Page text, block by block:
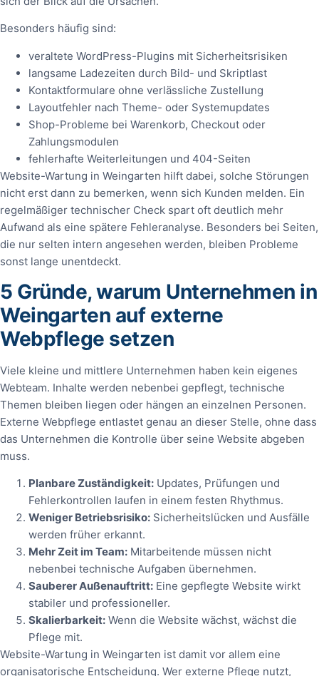
Besonders häufig sind:
veraltete WordPress-Plugins mit Sicherheitsrisiken
langsame Ladezeiten durch Bild- und Skriptlast
Kontaktformulare ohne verlässliche Zustellung
Layoutfehler nach Theme- oder Systemupdates
Shop-Probleme bei Warenkorb, Checkout oder
Zahlungsmodulen
fehlerhafte Weiterleitungen und 404-Seiten
Website-Wartung in Weingarten hilft dabei, solche Störungen
nicht erst dann zu bemerken, wenn sich Kunden melden. Ein
regelmäßiger technischer Check spart oft deutlich mehr
Aufwand als eine spätere Fehleranalyse. Besonders bei Seiten,
die nur selten intern angesehen werden, bleiben Probleme
sonst lange unentdeckt.
5 Gründe, warum Unternehmen in
Weingarten auf externe
Webpflege setzen
Viele kleine und mittlere Unternehmen haben kein eigenes
Webteam. Inhalte werden nebenbei gepflegt, technische
Themen bleiben liegen oder hängen an einzelnen Personen.
Externe Webpflege entlastet genau an dieser Stelle, ohne dass
das Unternehmen die Kontrolle über seine Website abgeben
muss.
Planbare Zuständigkeit: Updates, Prüfungen und
Fehlerkontrollen laufen in einem festen Rhythmus.
Weniger Betriebsrisiko: Sicherheitslücken und Ausfälle
werden früher erkannt.
Mehr Zeit im Team: Mitarbeitende müssen nicht
nebenbei technische Aufgaben übernehmen.
Sauberer Außenauftritt: Eine gepflegte Website wirkt
stabiler und professioneller.
Skalierbarkeit: Wenn die Website wächst, wächst die
Pflege mit.
Website-Wartung in Weingarten ist damit vor allem eine
organisatorische Entscheidung. Wer externe Pflege nutzt,